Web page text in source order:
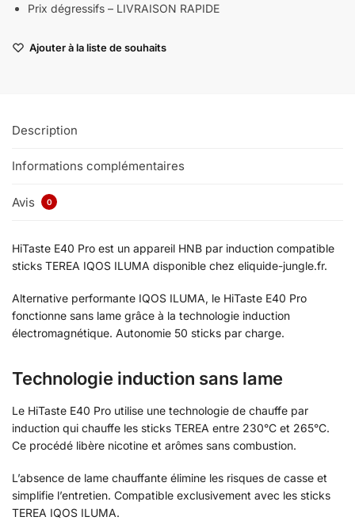
Prix dégressifs – LIVRAISON RAPIDE
Ajouter à la liste de souhaits
Description
Informations complémentaires
Avis 0
HiTaste E40 Pro est un appareil HNB par induction compatible
sticks TEREA IQOS ILUMA disponible chez eliquide-jungle.fr.
Alternative performante IQOS ILUMA, le HiTaste E40 Pro
fonctionne sans lame grâce à la technologie induction
électromagnétique. Autonomie 50 sticks par charge.
Technologie induction sans lame
Le HiTaste E40 Pro utilise une technologie de chauffe par
induction qui chauffe les sticks TEREA entre 230°C et 265°C.
Ce procédé libère nicotine et arômes sans combustion.
L’absence de lame chauffante élimine les risques de casse et
simplifie l’entretien. Compatible exclusivement avec les sticks
TEREA IQOS ILUMA.